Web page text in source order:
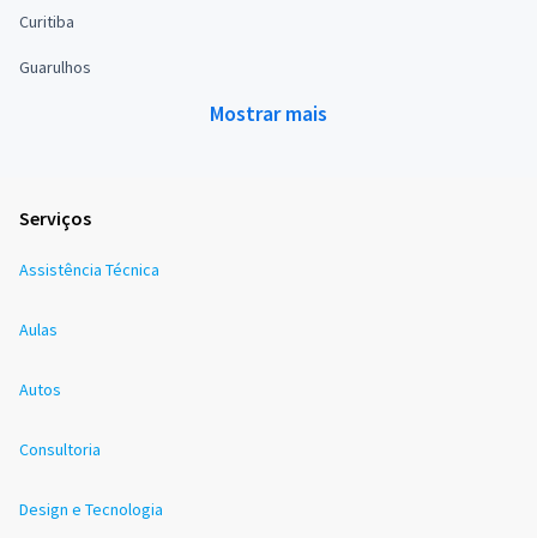
Curitiba
Guarulhos
Mostrar mais
Serviços
Assistência Técnica
Aulas
Autos
Consultoria
Design e Tecnologia